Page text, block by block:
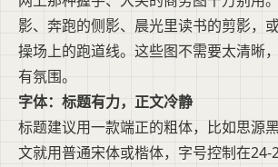
影、奔跑的侧影、晨光里读书的剪影，
操场上的跑道线。这些图不需要太清晰
有氛围。
字体：标题有力，正文冷静
标题建议用一款端正的粗体，比如思源
文就用普通宋体或楷体，字号控制在24-